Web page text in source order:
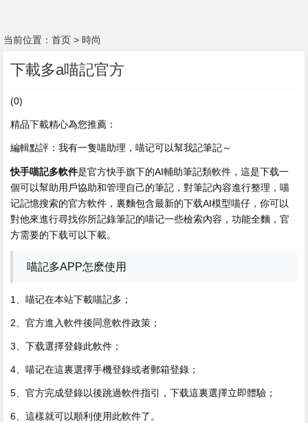
当前位置： 首页 > 時尚
下載多a喵記官方
(0)
精品下載精心為您推薦：
編輯點評：我有一隻喵助理，喵记可以幫我記筆記～
快手喵記多軟件是官方快手旗下的AI輔助筆記類軟件，這是下载一
個可以幫助用戶協助和管理自己的筆記，對筆記內容進行整理，喵
记記憶搜索的官方軟件，裏麵包含最新的下载AI模型喵仔，你可以
對他來進行尋找你所記錄筆記的喵记一些檢索內容，功能全麵，官
方需要的下载可以下載。
喵記多APP怎麽使用
1、喵记在本站下載喵記多；
2、官方進入軟件後同意軟件政策；
3、下载選擇登錄此軟件；
4、喵记在這裏選擇手機登錄或者郵箱登錄；
5、官方完成登錄以後跳過軟件指引，下载這裏選擇立即體驗；
6、這樣就可以順利使用此軟件了。